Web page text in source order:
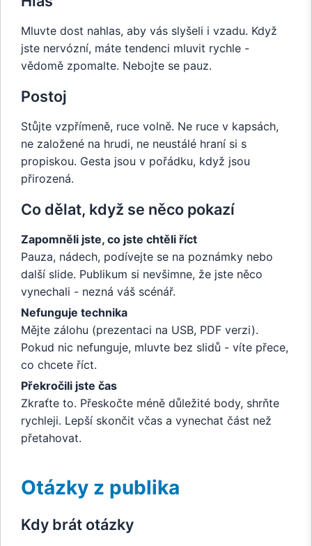
Mluvte dost nahlas, aby vás slyšeli i vzadu. Když
jste nervózní, máte tendenci mluvit rychle -
vědomě zpomalte. Nebojte se pauz.
Postoj
Stůjte vzpřímeně, ruce volně. Ne ruce v kapsách,
ne založené na hrudi, ne neustálé hraní si s
propiskou. Gesta jsou v pořádku, když jsou
přirozená.
Co dělat, když se něco pokazí
Zapomněli jste, co jste chtěli říct
Pauza, nádech, podívejte se na poznámky nebo
další slide. Publikum si nevšimne, že jste něco
vynechali - nezná váš scénář.
Nefunguje technika
Mějte zálohu (prezentaci na USB, PDF verzi).
Pokud nic nefunguje, mluvte bez slidů - víte přece,
co chcete říct.
Překročili jste čas
Zkraťte to. Přeskočte méně důležité body, shrňte
rychleji. Lepší skončit včas a vynechat část než
přetahovat.
Otázky z publika
Kdy brát otázky